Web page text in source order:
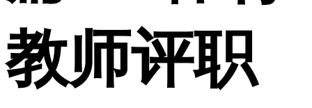
教师评职